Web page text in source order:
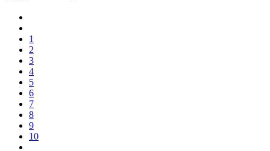
1
2
3
4
5
6
7
8
9
10